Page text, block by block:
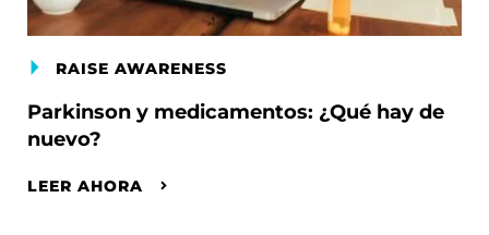
RAISE AWARENESS
Parkinson y medicamentos: ¿Qué hay de
nuevo?
LEER AHORA